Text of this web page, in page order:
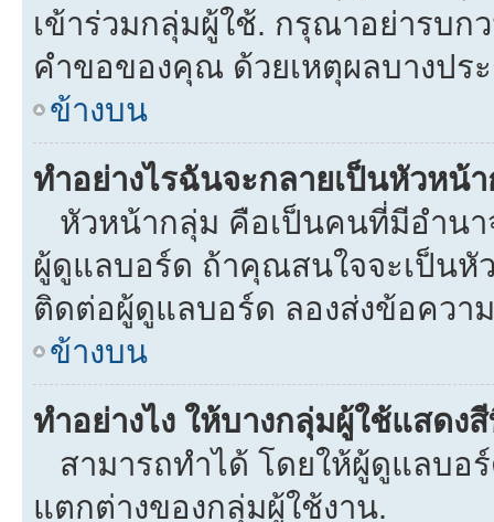
เข้าร่วมกลุ่มผู้ใช้. กรุณาอย่ารบก
คำขอของคุณ ด้วยเหตุผลบางปร
ข้างบน
ทำอย่างไรฉันจะกลายเป็นหัวหน้
หัวหน้ากลุ่ม คือเป็นคนที่มีอำนา
ผู้ดูแลบอร์ด ถ้าคุณสนใจจะเป็น
ติดต่อผู้ดูแลบอร์ด ลองส่งข้อควา
ข้างบน
ทำอย่างไง ให้บางกลุ่มผู้ใช้แสดง
สามารถทำได้ โดยให้ผู้ดูแลบอ
แตกต่างของกลุ่มผู้ใช้งาน.